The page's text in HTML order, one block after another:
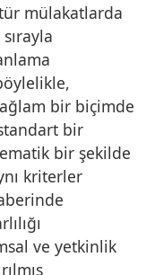
mülakatlarda
bir biçimde
bir
bir şekilde
kriterler
ve yetkinlik